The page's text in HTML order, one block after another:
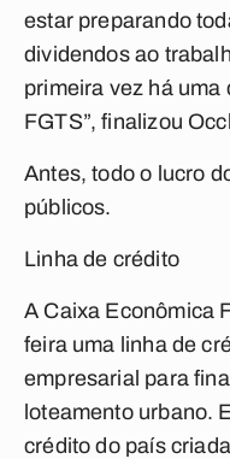
estar preparando
dividendos ao
primeira vez há
FGTS”, finalizou
Antes, todo o lucro
públicos.
Linha de crédito
A Caixa Econômica
feira uma linha de
empresarial para
loteamento urbano.
crédito do país